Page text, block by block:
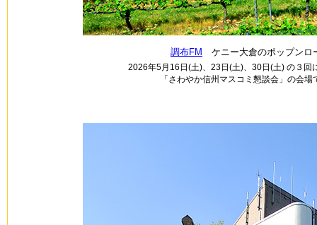
調布FM ケニー大倉のポップンロ
2026年5月16日(土)、23日(土)、30日(土) の３回
「さわやか信州マスコミ懇談会」の会場